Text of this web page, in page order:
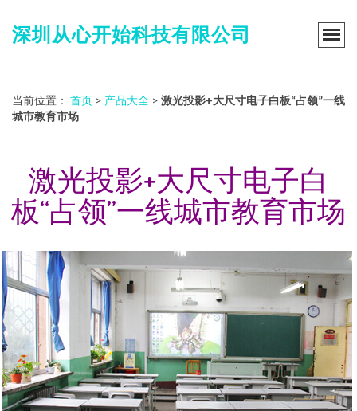
深圳从心开始科技有限公司
当前位置： 首页 > 产品大全 > 激光投影+大尺寸电子白板“占领”一线
城市教育市场
激光投影+大尺寸电子白
板“占领”一线城市教育市场